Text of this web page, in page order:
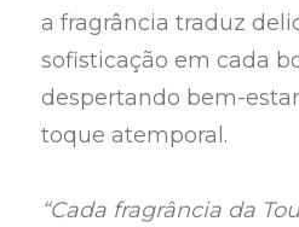
a fragrância traduz
sofisticação em cada
despertando bem-
toque atemporal.
“Cada fragrância da